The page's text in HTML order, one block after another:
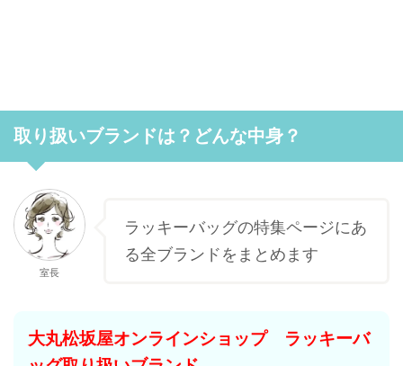
取り扱いブランドは？どんな中身？
室長
ラッキーバッグの特集ページにあ
る全ブランドをまとめます
大丸松坂屋オンラインショップ ラッキーバ